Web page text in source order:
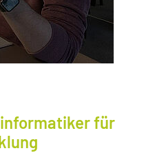
für